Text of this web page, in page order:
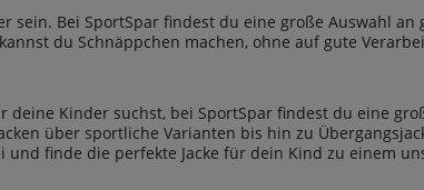
sein. Bei SportSpar findest du eine große Auswahl
du Schnäppchen machen, ohne auf gute
deine Kinder suchst, bei SportSpar findest du eine
über sportliche Varianten bis hin zu
und finde die perfekte Jacke für dein Kind zu einem